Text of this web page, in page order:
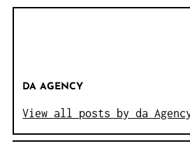
DA AGENCY
View all posts by da